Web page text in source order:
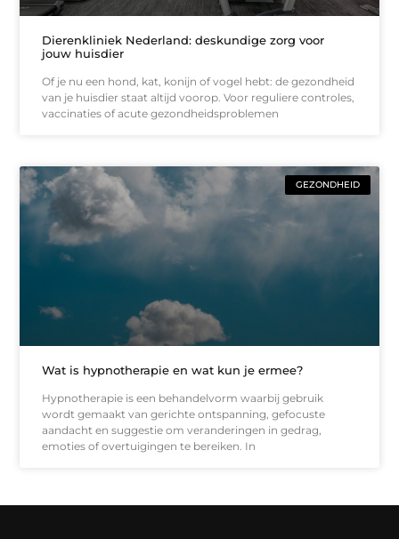
Dierenkliniek Nederland: deskundige zorg voor
jouw huisdier
Of je nu een hond, kat, konijn of vogel hebt: de gezondheid
van je huisdier staat altijd voorop. Voor reguliere controles,
vaccinaties of acute gezondheidsproblemen
GEZONDHEID
Wat is hypnotherapie en wat kun je ermee?
Hypnotherapie is een behandelvorm waarbij gebruik
wordt gemaakt van gerichte ontspanning, gefocuste
aandacht en suggestie om veranderingen in gedrag,
emoties of overtuigingen te bereiken. In